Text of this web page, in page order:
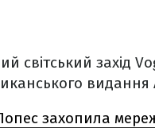
світський захід
видання
захопила